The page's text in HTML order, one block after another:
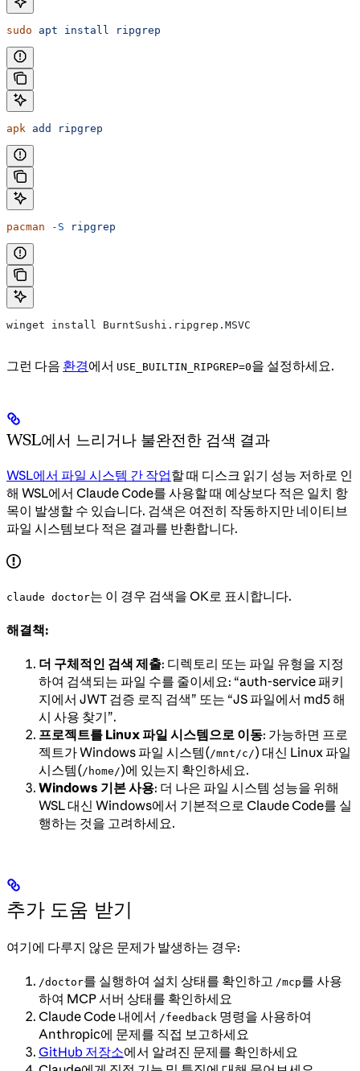
sudo apt install ripgrep
apk add ripgrep
pacman -S ripgrep
winget install BurntSushi.ripgrep.MSVC
그런 다음 환경에서 USE_BUILTIN_RIPGREP=0을 설정하세요.
WSL에서 느리거나 불완전한 검색 결과
WSL에서 파일 시스템 간 작업할 때 디스크 읽기 성능 저하로 인
해 WSL에서 Claude Code를 사용할 때 예상보다 적은 일치 항
목이 발생할 수 있습니다. 검색은 여전히 작동하지만 네이티브
파일 시스템보다 적은 결과를 반환합니다.
claude doctor는 이 경우 검색을 OK로 표시합니다.
해결책:
더 구체적인 검색 제출: 디렉토리 또는 파일 유형을 지정
하여 검색되는 파일 수를 줄이세요: “auth-service 패키
지에서 JWT 검증 로직 검색” 또는 “JS 파일에서 md5 해
시 사용 찾기”.
프로젝트를 Linux 파일 시스템으로 이동: 가능하면 프로
젝트가 Windows 파일 시스템(/mnt/c/) 대신 Linux 파일
시스템(/home/)에 있는지 확인하세요.
Windows 기본 사용: 더 나은 파일 시스템 성능을 위해
WSL 대신 Windows에서 기본적으로 Claude Code를 실
행하는 것을 고려하세요.
추가 도움 받기
여기에 다루지 않은 문제가 발생하는 경우:
/doctor를 실행하여 설치 상태를 확인하고 /mcp를 사용
하여 MCP 서버 상태를 확인하세요
Claude Code 내에서 /feedback 명령을 사용하여
Anthropic에 문제를 직접 보고하세요
GitHub 저장소에서 알려진 문제를 확인하세요